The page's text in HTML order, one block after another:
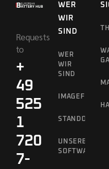
Requests
to
+
49
525
1
720
7-
WER
WIR
SIND
WER
WIR
SIND
IMAGEFILM
UNSERE
SOFTWARE